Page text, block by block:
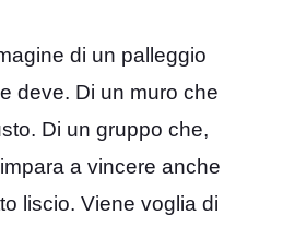
di un palleggio
deve. Di un muro che
Di un gruppo che,
a vincere anche
liscio. Viene voglia di